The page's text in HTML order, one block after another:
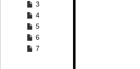
3
4
5
6
7